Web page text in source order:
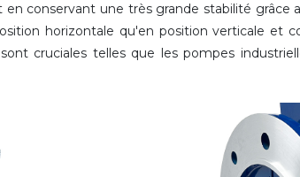
conservant une très grande stabilité grâce
horizontale qu'en position verticale et
cruciales telles que les pompes